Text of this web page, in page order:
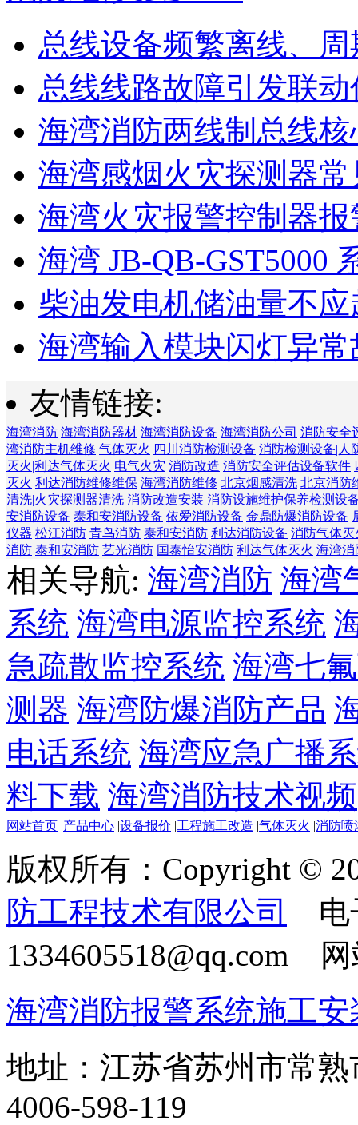
总线设备频繁离线、
总线线路故障引发联
海湾消防两线制总线核
海湾感烟火灾探测器常
海湾火灾报警控制器报
海湾 JB-QB-GST5000
柴油发电机储油量不应
海湾输入模块闪灯异常
友情链接:
海湾消防 海湾消防器材 海湾消防设备 海湾消防公司 消防安全
湾消防主机维修 气体灭火 四川消防检测设备 消防检测设备|人
灭火|利达气体灭火 电气火灾 消防改造 消防安全评估设备软件
灭火 利达消防维修维保 海湾消防维修 北京烟感清洗 北京消防
清洗|火灾探测器清洗 消防改造安装 消防设施维护保养检测设
安消防设备 泰和安消防设备 依爱消防设备 金鼎防爆消防设备
仪器 松江消防 青鸟消防 泰和安消防 利达消防设备 消防气体灭
消防 泰和安消防 艺光消防 国泰怡安消防 利达气体灭火 海湾消
相关导航: 海湾消防 海湾
系统 海湾电源监控系统
急疏散监控系统 海湾七
测器 海湾防爆消防产品
电话系统 海湾应急广播
料下载 海湾消防技术视频
网站首页 |产品中心 |设备报价 |工程施工改造 |气体灭火 |消防喷
版权所有：Copyright ©
防工程技术有限公司
电
1334605518@qq.com
海湾消防报警系统施工
地址：江苏省苏州市常
4006-598-119